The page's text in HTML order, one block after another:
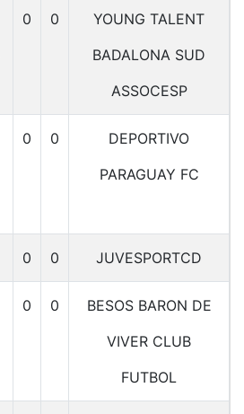
0 0
YOUNG TALENT
BADALONA SUD
ASSOCESP
0 0
DEPORTIVO
PARAGUAY FC
0 0 JUVESPORTCD
0 0
BESOS BARON DE
VIVER CLUB
FUTBOL